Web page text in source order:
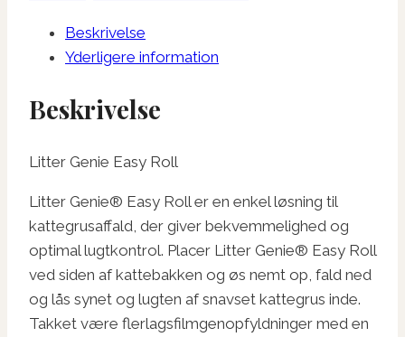
Beskrivelse
Yderligere information
Beskrivelse
Litter Genie Easy Roll
Litter Genie® Easy Roll er en enkel løsning til
kattegrusaffald, der giver bekvemmelighed og
optimal lugtkontrol. Placer Litter Genie® Easy Roll
ved siden af kattebakken og øs nemt op, fald ned
og lås synet og lugten af snavset kattegrus inde.
Takket være flerlagsfilmgenopfyldninger med en